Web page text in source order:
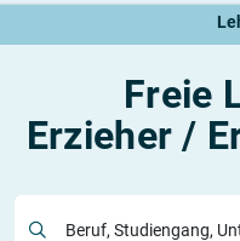
Freie
Erzieher /
Beruf, Studiengang,